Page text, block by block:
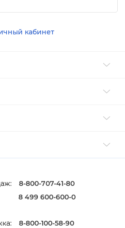
кабинет
8-800-707-41-80
8 499 600-600-0
8-800-100-58-90